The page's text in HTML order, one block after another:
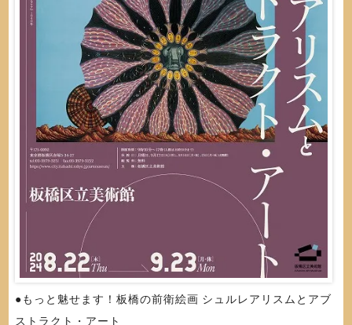
●もっと魅せます！板橋の前衛絵画 シュルレアリスムとアブ
ストラクト・アート